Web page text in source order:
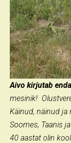
Aivo kirjutab
mesinik!
Käinud, näinud ja
Soomes, Taanis
40 aastat olin